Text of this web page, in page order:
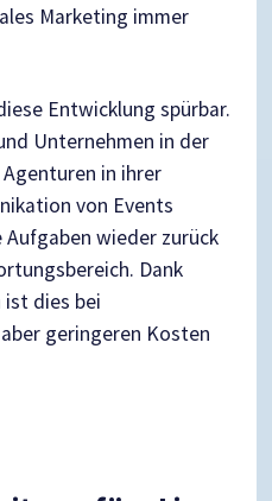
Marketing immer
Entwicklung spürbar.
Unternehmen in der
in ihrer
von Events
wieder zurück
Dank
ist dies bei
geringeren Kosten